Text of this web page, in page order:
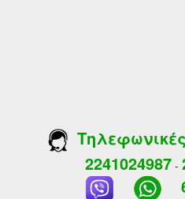
2241024987-